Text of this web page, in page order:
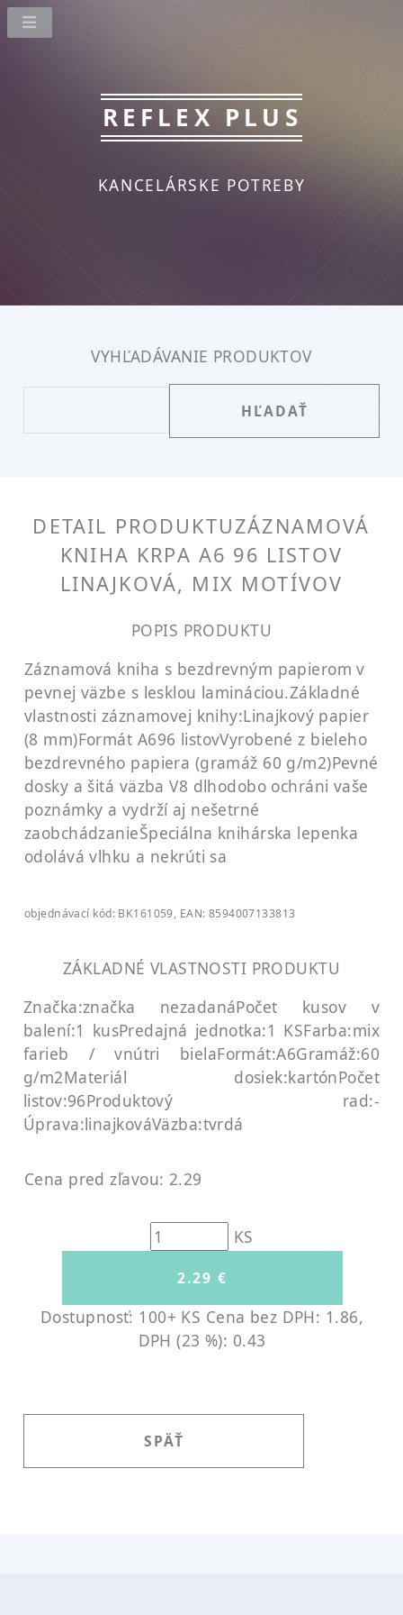
REFLEX PLUS
KANCELÁRSKE POTREBY
VYHĽADÁVANIE PRODUKTOV
DETAIL PRODUKTUZÁZNAMOVÁ
KNIHA KRPA A6 96 LISTOV
LINAJKOVÁ, MIX MOTÍVOV
POPIS PRODUKTU
Záznamová kniha s bezdrevným papierom v
pevnej väzbe s lesklou lamináciou.Základné
vlastnosti záznamovej knihy:Linajkový papier
(8 mm)Formát A696 listovVyrobené z bieleho
bezdrevného papiera (gramáž 60 g/m2)Pevné
dosky a šitá väzba V8 dlhodobo ochráni vaše
poznámky a vydrží aj nešetrné
zaobchádzanieŠpeciálna knihárska lepenka
odolává vlhku a nekrúti sa
objednávací kód: BK161059, EAN: 8594007133813
ZÁKLADNÉ VLASTNOSTI PRODUKTU
Značka:značka nezadanáPočet kusov v
balení:1 kusPredajná jednotka:1 KSFarba:mix
farieb / vnútri bielaFormát:A6Gramáž:60
g/m2Materiál dosiek:kartónPočet
listov:96Produktový rad:-
Úprava:linajkováVäzba:tvrdá
Cena pred zľavou: 2.29
KS
Dostupnosť: 100+ KS Cena bez DPH: 1.86,
DPH (23 %): 0.43
SPÄŤ